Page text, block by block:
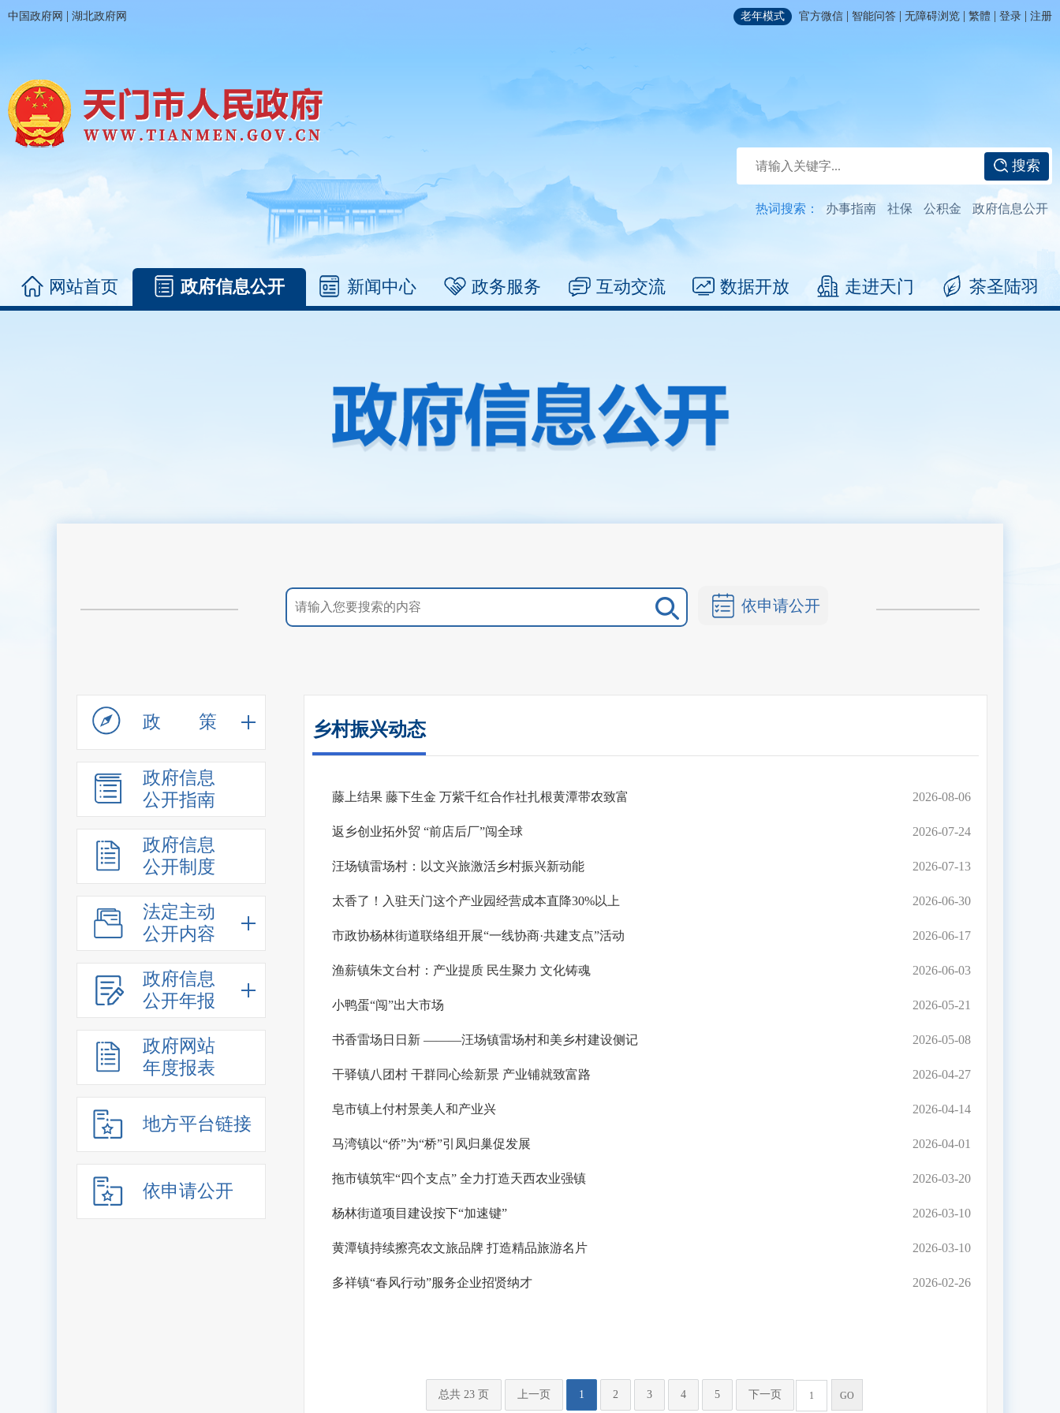
中国政府网 | 湖北政府网 老年模式 官方微信 | 智能问答 | 无障碍浏览 | 繁體 | 登录 | 注册
搜索
热词搜索： 办事指南 社保 公积金 政府信息公开
网站首页 政府信息公开 新闻中心 政务服务 互动交流 数据开放 走进天门 茶圣陆羽
依申请公开
政策
政府信息
公开指南
政府信息
公开制度
法定主动
公开内容
政府信息
公开年报
政府网站
年度报表
地方平台链接
依申请公开
乡村振兴动态
藤上结果 藤下生金 万紫千红合作社扎根黄潭带农致富 2026-08-06
返乡创业拓外贸 “前店后厂”闯全球 2026-07-24
汪场镇雷场村：以文兴旅激活乡村振兴新动能 2026-07-13
太香了！入驻天门这个产业园经营成本直降30%以上 2026-06-30
市政协杨林街道联络组开展“一线协商·共建支点”活动 2026-06-17
渔薪镇朱文台村：产业提质 民生聚力 文化铸魂 2026-06-03
小鸭蛋“闯”出大市场 2026-05-21
书香雷场日日新 ———汪场镇雷场村和美乡村建设侧记 2026-05-08
干驿镇八团村 干群同心绘新景 产业铺就致富路 2026-04-27
皂市镇上付村景美人和产业兴 2026-04-14
马湾镇以“侨”为“桥”引凤归巢促发展 2026-04-01
拖市镇筑牢“四个支点” 全力打造天西农业强镇 2026-03-20
杨林街道项目建设按下“加速键” 2026-03-10
黄潭镇持续擦亮农文旅品牌 打造精品旅游名片 2026-03-10
多祥镇“春风行动”服务企业招贤纳才 2026-02-26
总共 23 页 上一页 1 2 3 4 5 下一页